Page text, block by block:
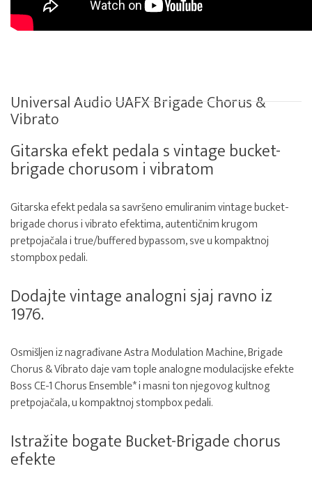
Universal Audio UAFX Brigade Chorus &
Vibrato
Gitarska efekt pedala s vintage bucket-
brigade chorusom i vibratom
Gitarska efekt pedala sa savršeno emuliranim vintage bucket-
brigade chorus i vibrato efektima, autentičnim krugom
pretpojačala i true/buffered bypassom, sve u kompaktnoj
stompbox pedali.
Dodajte vintage analogni sjaj ravno iz
1976.
Osmišljen iz nagrađivane Astra Modulation Machine, Brigade
Chorus & Vibrato daje vam tople analogne modulacijske efekte
Boss CE-1 Chorus Ensemble* i masni ton njegovog kultnog
pretpojačala, u kompaktnoj stompbox pedali.
Istražite bogate Bucket-Brigade chorus
efekte